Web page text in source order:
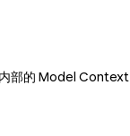
部的 Model